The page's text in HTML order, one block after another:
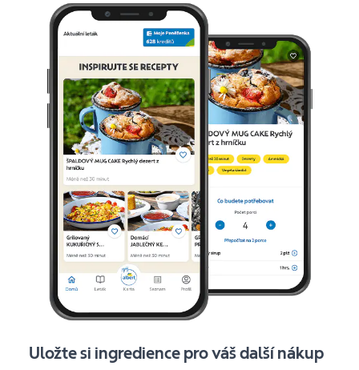
Uložte si ingredience pro váš další nákup